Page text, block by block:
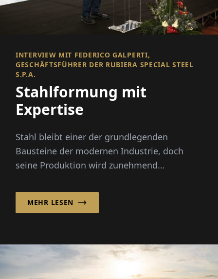
INTERVIEW MIT FEDERICO GALPERTI,
GESCHÄFTSFÜHRER DER RUBIERA SPECIAL STEEL
S.P.A.
Stahlformung mit
Expertise
Stahl bleibt einer der grundlegenden
Bausteine der modernen Industrie, doch
seine Produktion wird zunehmend
MEHR LESEN